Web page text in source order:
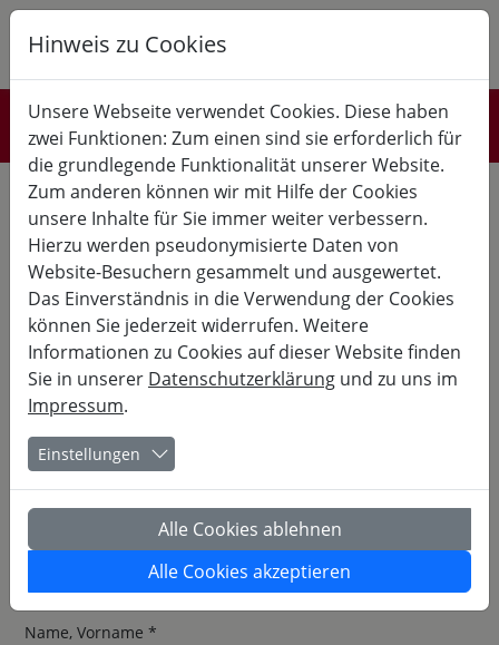
K B
Unser Programm
Halbjahresprogramm 2026
bestellen
Liebe Freundinnen und Freunde von Burg Fürsteneck,
unser Programm für das zweite Halbjahr 2026 ist erhältlich
und kann bei uns kostenlos angefordert werden.
Unsere Halbjahres-Programmhefte stehen Ihnen hier auch
als PDF Download zur Verfügung:
Halbjahres-Programmheft August - Dezember 2026
Halbjahres-Programmheft Januar - Juli 2026
Name, Vorname *
Hinweis zu Cookies
Unsere Webseite verwendet Cookies. Diese haben
zwei Funktionen: Zum einen sind sie erforderlich für
die grundlegende Funktionalität unserer Website.
Zum anderen können wir mit Hilfe der Cookies
unsere Inhalte für Sie immer weiter verbessern.
Hierzu werden pseudonymisierte Daten von
Website-Besuchern gesammelt und ausgewertet.
Das Einverständnis in die Verwendung der Cookies
können Sie jederzeit widerrufen. Weitere
Informationen zu Cookies auf dieser Website finden
Sie in unserer Datenschutzerklärung und zu uns im
Impressum.
Einstellungen
Alle Cookies ablehnen
Alle Cookies akzeptieren